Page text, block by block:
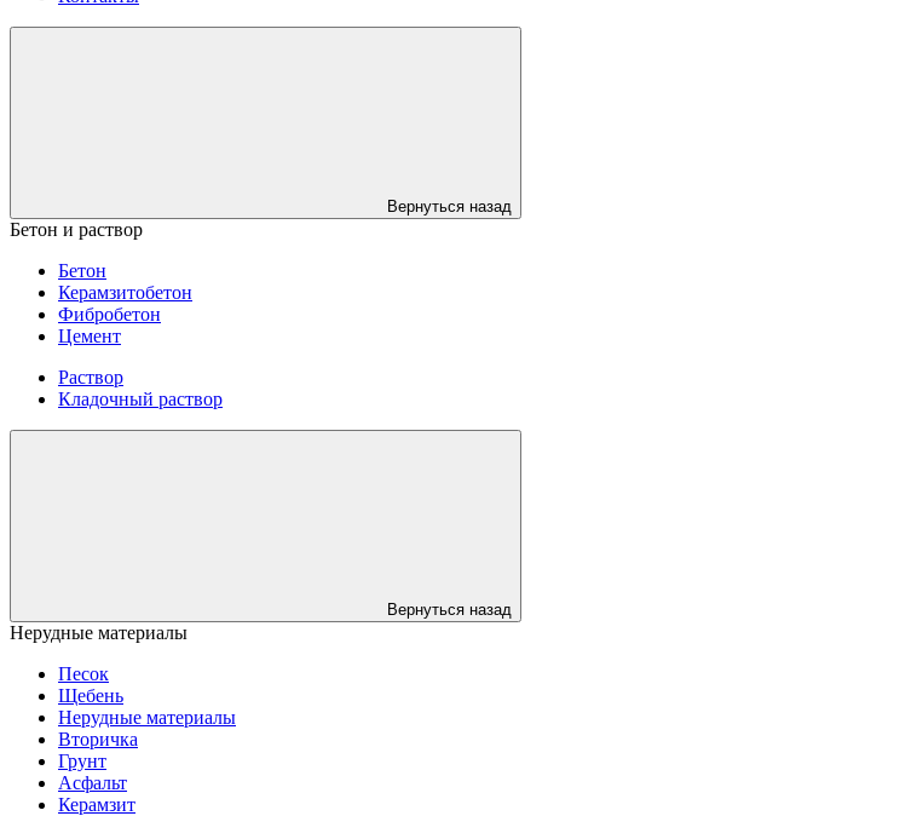
Вернуться назад
Бетон и раствор
Бетон
Керамзитобетон
Фибробетон
Цемент
Раствор
Кладочный раствор
Вернуться назад
Нерудные материалы
Песок
Щебень
Нерудные материалы
Вторичка
Грунт
Асфальт
Керамзит